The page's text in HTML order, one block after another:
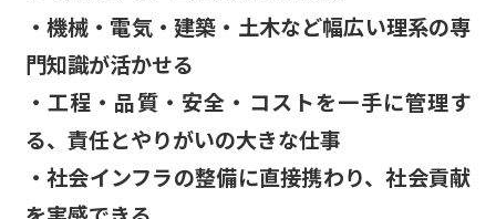
・機械・電気・建築・土木など幅広い理系の専
門知識が活かせる
・工程・品質・安全・コストを一手に管理す
る、責任とやりがいの大きな仕事
・社会インフラの整備に直接携わり、社会貢献